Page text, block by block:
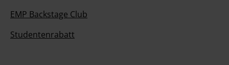
EMP Backstage Club
Studentenrabatt